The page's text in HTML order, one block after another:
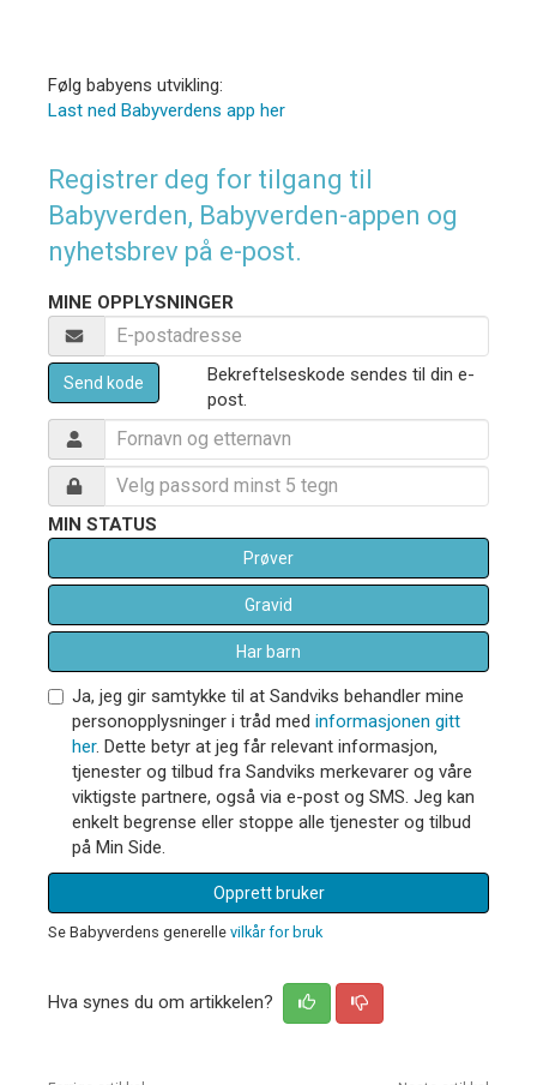
Følg babyens utvikling:
Last ned Babyverdens app her
Registrer deg for tilgang til
Babyverden, Babyverden-appen og
nyhetsbrev på e-post.
MINE OPPLYSNINGER
Send kode
Bekreftelseskode sendes til din e-
post.
MIN STATUS
Prøver
Gravid
Har barn
Ja, jeg gir samtykke til at Sandviks behandler mine
personopplysninger i tråd med informasjonen gitt
her. Dette betyr at jeg får relevant informasjon,
tjenester og tilbud fra Sandviks merkevarer og våre
viktigste partnere, også via e-post og SMS. Jeg kan
enkelt begrense eller stoppe alle tjenester og tilbud
på Min Side.
Opprett bruker
Se Babyverdens generelle vilkår for bruk
Hva synes du om artikkelen?